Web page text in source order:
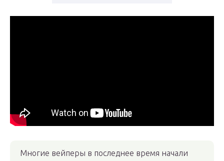
Многие вейперы в последнее время начали